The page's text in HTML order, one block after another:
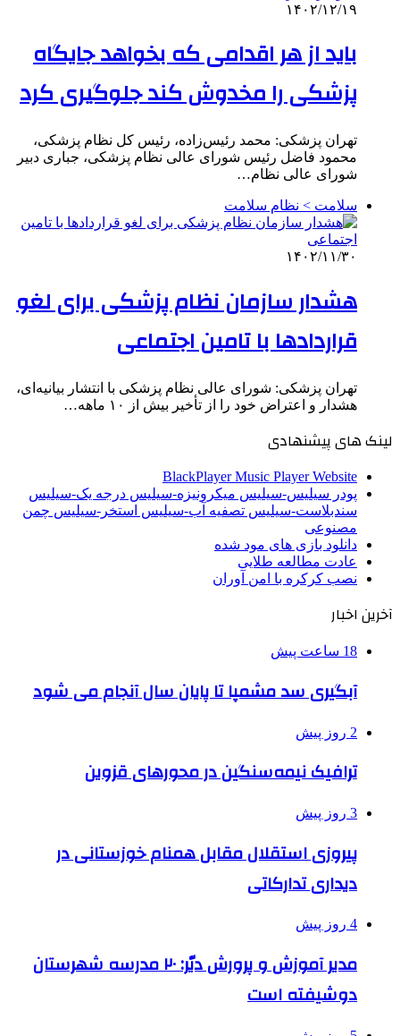
۱۴۰۲/۱۲/۱۹
باید از هر اقدامی که بخواهد جایگاه
پزشکی را مخدوش کند جلوگیری کرد
تهران پزشکی: محمد رئیس‌زاده، رئیس کل نظام پزشکی،
محمود فاضل رئیس شورای عالی نظام پزشکی، جباری دبیر
شورای عالی نظام…
سلامت > نظام سلامت
۱۴۰۲/۱۱/۳۰
هشدار سازمان نظام پزشکی برای لغو
قراردادها با تامین اجتماعی
تهران پزشکی: شورای عالی نظام پزشکی با انتشار بیانیه‌ای،
هشدار و اعتراض خود را از تأخیر بیش از ۱۰ ماهه…
لینک های پیشنهادی
BlackPlayer Music Player Website
پودر سیلیس-سیلیس میکرونیزه-سیلیس درجه یک-سیلیس
سندبلاست-سیلیس تصفیه آب-سیلیس استخر-سیلیس چمن
مصنوعی
دانلود بازی های مود شده
عادت مطالعه طلایی
نصب کرکره با امن آوران
آخرین اخبار
18 ساعت پیش
آبگیری سد مشمپا تا پایان سال آنجام می شود
2 روز پیش
ترافیک نیمه‌سنگین در محورهای قزوین
3 روز پیش
پیروزی استقلال مقابل همنام خوزستانی در
دیداری تدارکاتی
4 روز پیش
مدیر آموزش و پرورش دیّر: ۲۰ مدرسه شهرستان
دوشیفته است